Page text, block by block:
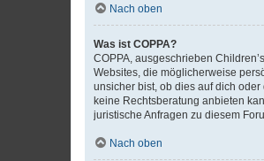
Nach oben
Was ist COPPA?
COPPA, ausgeschrieben
Websites, die möglicherweise
unsicher bist, ob dies auf dich
keine Rechtsberatung anbieten
juristische Anfragen zu diesem
Nach oben